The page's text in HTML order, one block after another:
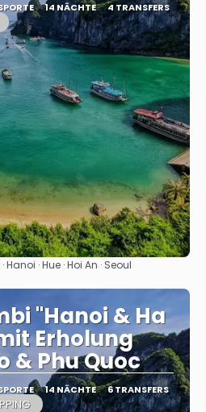
14 NÄCHTE 4 TRANSFERS
Sehen
· Hue · Hoi An · Seoul
"Hanoi & Ha
Erholung
& Phu Quoc
14 NÄCHTE 6 TRANSFERS